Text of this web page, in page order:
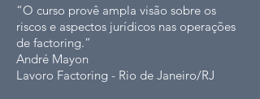
“O curso provê ampla visão sobre os
riscos e aspectos jurídicos nas operações
de factoring.”
André Mayon
Lavoro Factoring - Rio de Janeiro/RJ